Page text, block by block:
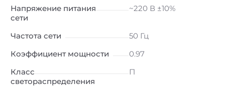
Напряжение питания
сети
~220 В ±10%
Частота сети
50 Гц
Коэффициент мощности
0.97
Класс
светораспределения
П